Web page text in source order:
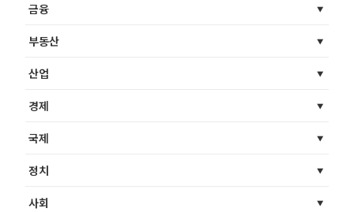
금융
부동산
산업
경제
국제
정치
사회